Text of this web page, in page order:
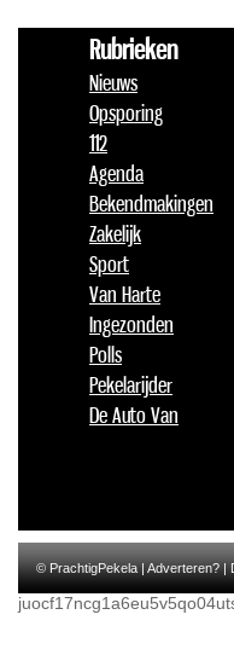
Rubrieken
Nieuws
Opsporing
112
Agenda
Bekendmakingen
Zakelijk
Sport
Van Harte
Ingezonden
Polls
Pekelarijder
De Auto Van
© PrachtigPekela |Adverteren?|